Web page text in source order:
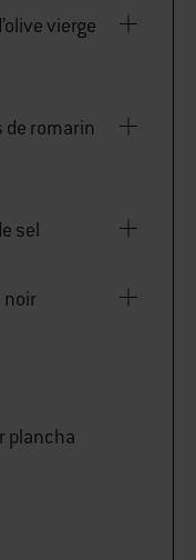
vierge
de romarin
sel
noir
plancha